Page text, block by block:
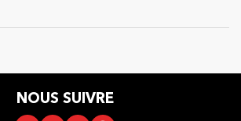
NOUS SUIVRE